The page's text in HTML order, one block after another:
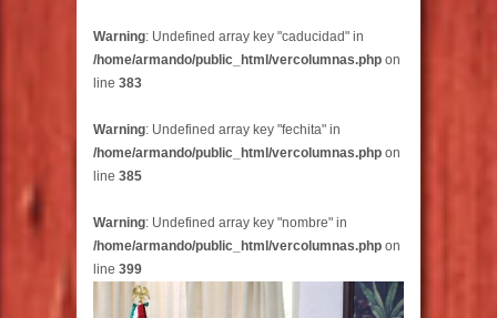
Warning: Undefined array key "caducidad" in
/home/armando/public_html/vercolumnas.php on
line 383
Warning: Undefined array key "fechita" in
/home/armando/public_html/vercolumnas.php on
line 385
Warning: Undefined array key "nombre" in
/home/armando/public_html/vercolumnas.php on
line 399